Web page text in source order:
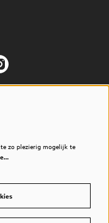
zo plezierig mogelijk te